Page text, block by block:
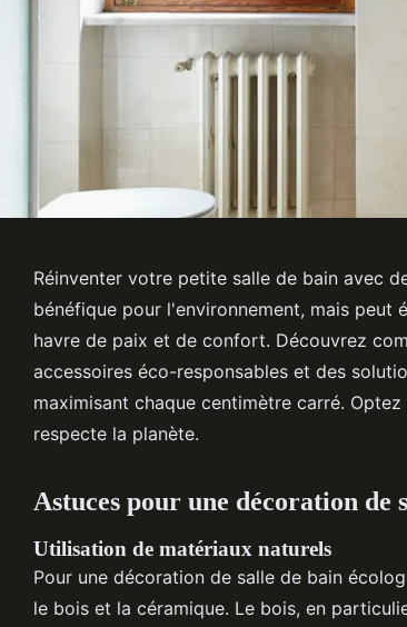
Réinventer votre petite salle de bain avec
bénéfique pour l'environnement, mais peut
havre de paix et de confort. Découvrez
accessoires éco-responsables et des
maximisant chaque centimètre carré.
respecte la planète.
Astuces pour une décoration de
Utilisation de matériaux naturels
Pour une décoration de salle de bain
le bois et la céramique. Le bois, en